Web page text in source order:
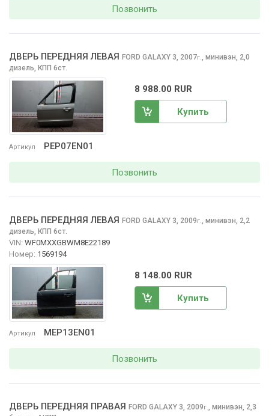
Позвонить
Артикул PEP07EN01
ДВЕРЬ ПЕРЕДНЯЯ ЛЕВАЯ FORD GALAXY 3, 2007г. минивэн, 2,0
дизель, КПП 6ст.
8 988.00 RUR
Купить
Позвонить
Артикул MEP13EN01
ДВЕРЬ ПЕРЕДНЯЯ ЛЕВАЯ FORD GALAXY 3, 2009г. минивэн, 2,2
дизель, КПП 6ст.
VIN: WF0MXXGBWM8E22189
Номер: 1569194
8 148.00 RUR
Купить
Позвонить
ДВЕРЬ ПЕРЕДНЯЯ ПРАВАЯ FORD GALAXY 3, 2009г. минивэн, 2,3